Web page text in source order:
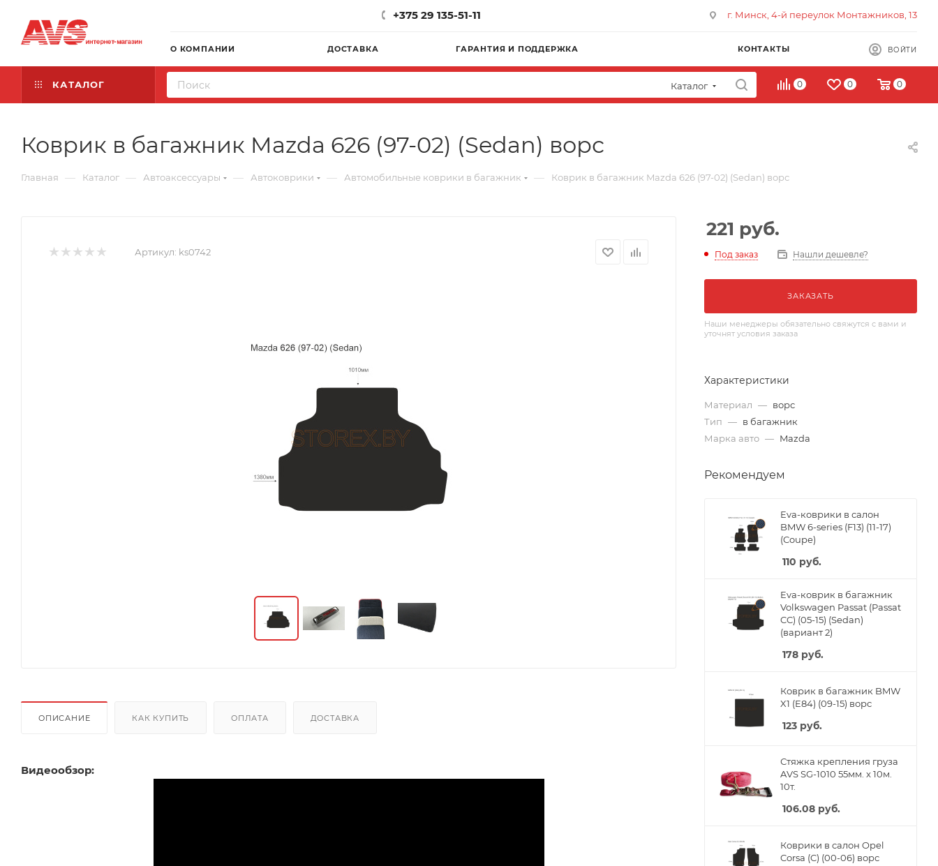
+375 29 135-51-11 г. Минск, 4-й переулок Монтажников, 13
О КОМПАНИИ ДОСТАВКА ГАРАНТИЯ И ПОДДЕРЖКА КОНТАКТЫ ВОЙТИ
КАТАЛОГ Каталог 0 0 0
Коврик в багажник Mazda 626 (97-02) (Sedan) ворс
Главная — Каталог — Автоаксессуары — Автоковрики — Автомобильные коврики в багажник — Коврик в багажник Mazda 626 (97-02) (Sedan) ворс
Артикул: ks0742
ОПИСАНИЕ КАК КУПИТЬ ОПЛАТА ДОСТАВКА
Видеообзор:
221 руб.
Под заказ Нашли дешевле?
ЗАКАЗАТЬ
Наши менеджеры обязательно свяжутся с вами и
уточнят условия заказа
Характеристики
Материал — ворс
Тип — в багажник
Марка авто — Mazda
Рекомендуем
Eva-коврики в салон
BMW 6-series (F13) (11-17)
(Coupe)
110 руб.
Eva-коврик в багажник
Volkswagen Passat (Passat
CC) (05-15) (Sedan)
(вариант 2)
178 руб.
Коврик в багажник BMW
X1 (E84) (09-15) ворс
123 руб.
Стяжка крепления груза
AVS SG-1010 55мм. x 10м.
10т.
106.08 руб.
Коврики в салон Opel
Corsa (C) (00-06) ворс